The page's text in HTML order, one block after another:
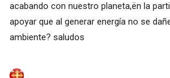
acabando con nuestro planeta,ën la
apoyar que al generar energía no se
ambiente? saludos